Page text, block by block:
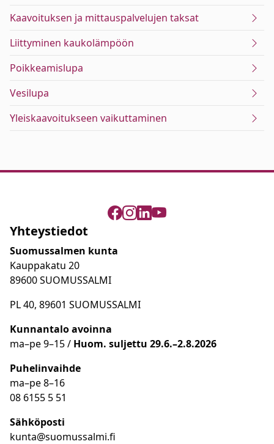
Kaavoituksen ja mittauspalvelujen taksat
Liittyminen kaukolämpöön
Poikkeamislupa
Vesilupa
Yleiskaavoitukseen vaikuttaminen
Yhteystiedot
Suomussalmen kunta
Kauppakatu 20
89600 SUOMUSSALMI
PL 40, 89601 SUOMUSSALMI
Kunnantalo avoinna
ma–pe 9–15 / Huom. suljettu 29.6.–2.8.2026
Puhelinvaihde
ma–pe 8–16
08 6155 5 51
Sähköposti
kunta@suomussalmi.fi